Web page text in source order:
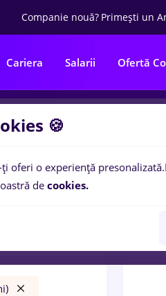
Companie nouă? Primești un
Cariera Salarii Ofertă
🍪
oferi o experiență presonalizată.
de cookies.